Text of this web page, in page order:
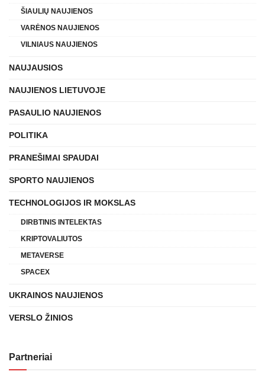
ŠIAULIŲ NAUJIENOS
VARĖNOS NAUJIENOS
VILNIAUS NAUJIENOS
NAUJAUSIOS
NAUJIENOS LIETUVOJE
PASAULIO NAUJIENOS
POLITIKA
PRANEŠIMAI SPAUDAI
SPORTO NAUJIENOS
TECHNOLOGIJOS IR MOKSLAS
DIRBTINIS INTELEKTAS
KRIPTOVALIUTOS
METAVERSE
SPACEX
UKRAINOS NAUJIENOS
VERSLO ŽINIOS
Partneriai